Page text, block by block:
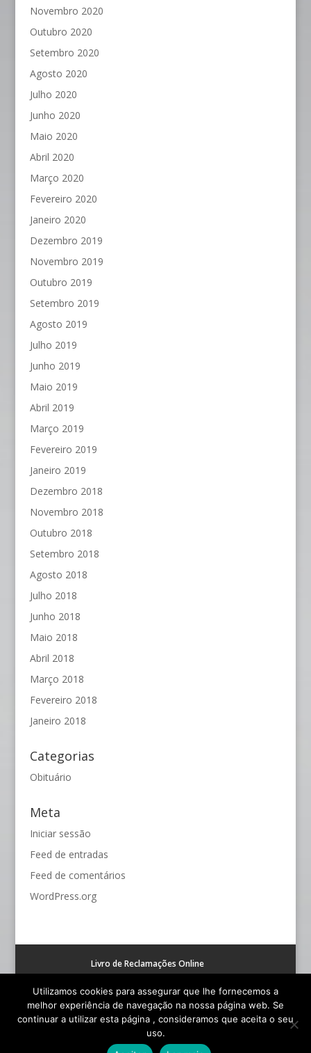
Novembro 2020
Outubro 2020
Setembro 2020
Agosto 2020
Julho 2020
Junho 2020
Maio 2020
Abril 2020
Março 2020
Fevereiro 2020
Janeiro 2020
Dezembro 2019
Novembro 2019
Outubro 2019
Setembro 2019
Agosto 2019
Julho 2019
Junho 2019
Maio 2019
Abril 2019
Março 2019
Fevereiro 2019
Janeiro 2019
Dezembro 2018
Novembro 2018
Outubro 2018
Setembro 2018
Agosto 2018
Julho 2018
Junho 2018
Maio 2018
Abril 2018
Março 2018
Fevereiro 2018
Janeiro 2018
Categorias
Obituário
Meta
Iniciar sessão
Feed de entradas
Feed de comentários
WordPress.org
Livro de Reclamações Online
© Funerária S. João - Todos os Direitos Reservados |
Utilizamos cookies para assegurar que lhe fornecemos a
melhor experiência de navegação na nossa página web. Se
continuar a utilizar esta página , consideramos que aceita o seu
uso.